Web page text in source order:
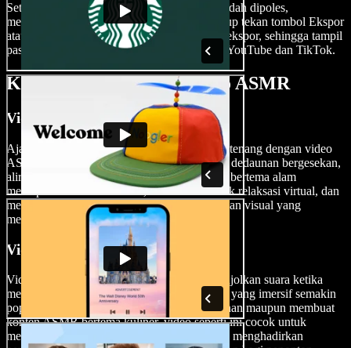
Setelah Anda memiliki video ASMR yang sudah dipoles,
mengekspor karya Anda sangat mudah. Cukup tekan tombol Ekspor
atau ubah ukuran video Anda sebelum mengekspor, sehingga tampil
pas di berbagai platform media sosial seperti YouTube dan TikTok.
Kapan Menggunakan Video ASMR
Video Alam
Ajak audiens Anda menyelami lanskap yang tenang dengan video
ASMR bertema alam. Entah itu suara lembut dedaunan bergesekan,
aliran air, atau kicauan burung, video ASMR bertema alam
menciptakan suasana damai, memberikan efek relaksasi virtual, dan
memicu sensasi kesemutan yang selaras dengan visual yang
menenangkan.
Video Mukbang
Video ASMR bergaya mukbang yang menonjolkan suara ketika
menyantap makanan dan pengalaman makan yang imersif semakin
populer. Baik Anda sedang menikmati makanan maupun membuat
konten ASMR bertema kuliner, video seperti ini cocok untuk
memicu sensasi ASMR dari suara makan dan menghadirkan